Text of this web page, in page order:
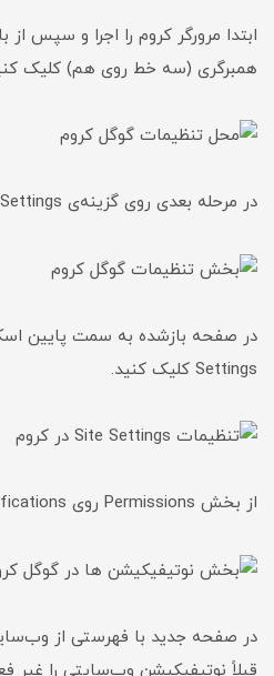
ابتدا مرورگر کروم را اجرا و سپس
همبرگری (سه خط روی هم) کلیک
در مرحله بعدی روی گزینه‌ی Settings کلیک کنید.
Settings کلیک کنید.
از بخش Permissions روی Notifications کلیک کنید.
در صفحه جدید با فهرستی از
قبلاً نوتیفیکیشن وب‌سایتی را غیر